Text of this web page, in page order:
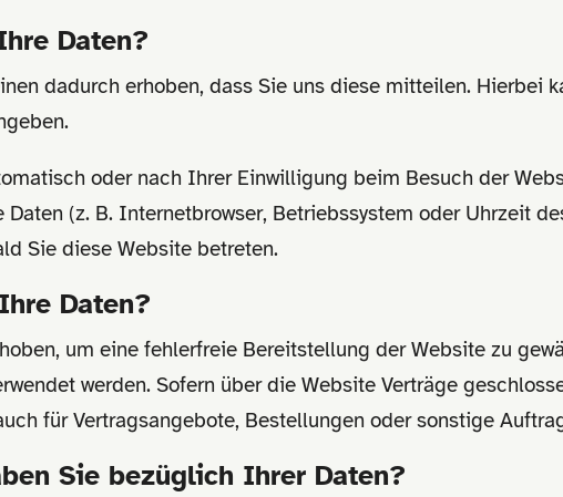
Daten?
dadurch erhoben, dass Sie uns diese mitteilen. Hierbei
oder nach Ihrer Einwilligung beim Besuch der
(z. B. Internetbrowser, Betriebssystem oder Uhrzeit
Sie diese Website betreten.
Daten?
um eine fehlerfreie Bereitstellung der Website zu
werden. Sofern über die Website Verträge
für Vertragsangebote, Bestellungen oder sonstige
Sie bezüglich Ihrer Daten?